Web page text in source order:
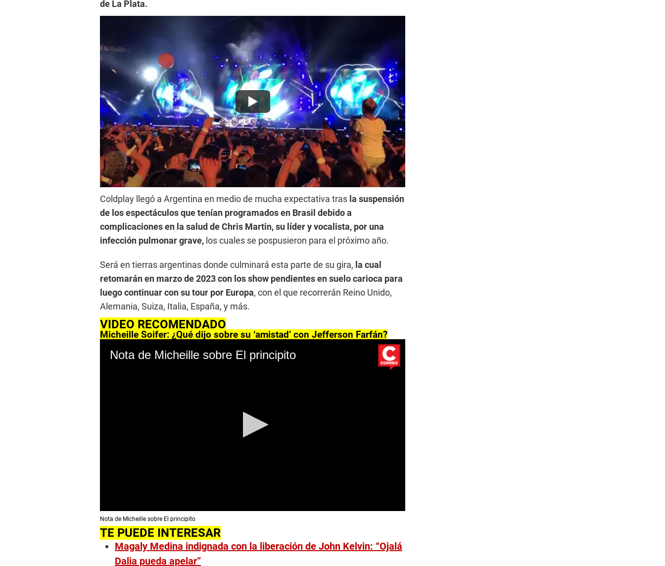
de La Plata.
Coldplay llegó a Argentina en medio de mucha expectativa tras la suspensión
de los espectáculos que tenían programados en Brasil debido a
complicaciones en la salud de Chris Martin, su líder y vocalista, por una
infección pulmonar grave, los cuales se pospusieron para el próximo año.
Será en tierras argentinas donde culminará esta parte de su gira, la cual
retomarán en marzo de 2023 con los show pendientes en suelo carioca para
luego continuar con su tour por Europa, con el que recorrerán Reino Unido,
Alemania, Suiza, Italia, España, y más.
VIDEO RECOMENDADO
Micheille Soifer: ¿Qué dijo sobre su ‘amistad’ con Jefferson Farfán?
Nota de Micheille sobre El principito
s
e
c
Nota de Micheille sobre El principito
TE PUEDE INTERESAR
Magaly Medina indignada con la liberación de John Kelvin: “Ojalá
Dalia pueda apelar”